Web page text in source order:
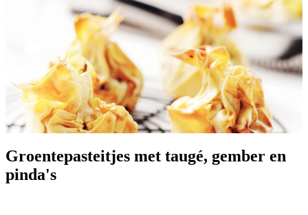
Groentepasteitjes met taugé, gember en
pinda's